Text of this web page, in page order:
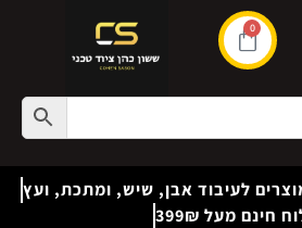
0
לעיבוד אבן, שיש, ומתכת, ועץ
חינם מעל 399₪